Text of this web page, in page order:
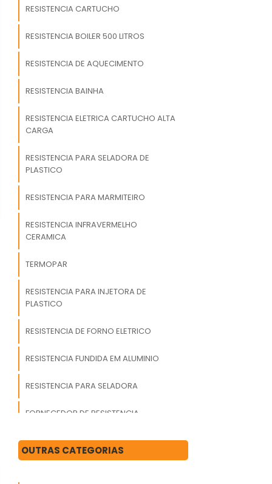
RESISTENCIA CARTUCHO
RESISTENCIA BOILER 500 LITROS
RESISTENCIA DE AQUECIMENTO
RESISTENCIA BAINHA
RESISTENCIA ELETRICA CARTUCHO ALTA
CARGA
RESISTENCIA PARA SELADORA DE
PLASTICO
RESISTENCIA PARA MARMITEIRO
RESISTENCIA INFRAVERMELHO
CERAMICA
TERMOPAR
RESISTENCIA PARA INJETORA DE
PLASTICO
RESISTENCIA DE FORNO ELETRICO
RESISTENCIA FUNDIDA EM ALUMINIO
RESISTENCIA PARA SELADORA
FORNECEDOR DE RESISTENCIA
RESISTENCIA PARA EMBALADORA
OUTRAS CATEGORIAS